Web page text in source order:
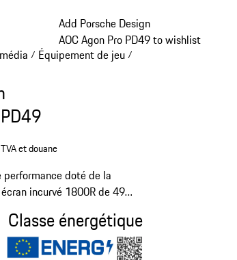
Add Porsche Design
AOC Agon Pro PD49 to wishlist
/ Équipement de jeu/
et douane
doté de la
incurvé 1800R de 49
Classe énergétique